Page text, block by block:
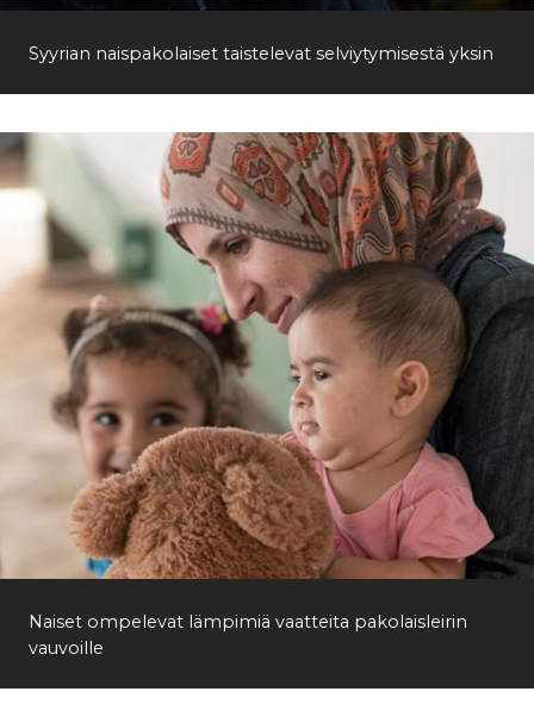
Syyrian naispakolaiset taistelevat selviytymisestä yksin
Naiset ompelevat lämpimiä vaatteita pakolaisleirin
vauvoille